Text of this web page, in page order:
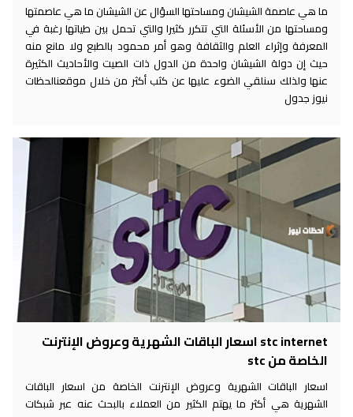
ما هي عاصمة الشيشان ومساحتها السؤال عن الشيشان ما هي عاصمتها
ومساحتها من الأسئلة التي تتكرر كثيرا والتي تحمل بين طياتها رغبة في
المعرفة وإثراء العلم والثقافة وهو أمر محمود بالطبع ولا مانع منه
حيث إن دولة الشيشان واحدة من الدول ذات الصيت والأحاديث الكثيرة
عنها ولذلك سنلقي الضوء عليها عن كثب أكثر من خلال موقعنالحظات
نيوز جدول
stc internet اسعار الباقات الشهرية وعروض الإنترنت
الخاصة من stc
اسعار الباقات الشهرية وعروض الإنترنت الخاصة من اسعار الباقات
الشهرية هي أكثر ما يهتم الكثير من العملاء بالبحث عنه عبر شبكات